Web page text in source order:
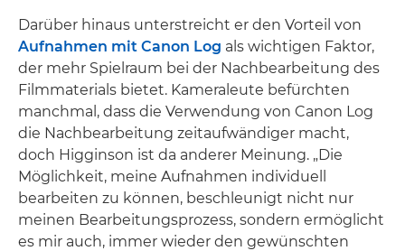
Darüber hinaus unterstreicht er den Vorteil von
Aufnahmen mit Canon Log als wichtigen Faktor,
der mehr Spielraum bei der Nachbearbeitung des
Filmmaterials bietet. Kameraleute befürchten
manchmal, dass die Verwendung von Canon Log
die Nachbearbeitung zeitaufwändiger macht,
doch Higginson ist da anderer Meinung. „Die
Möglichkeit, meine Aufnahmen individuell
bearbeiten zu können, beschleunigt nicht nur
meinen Bearbeitungsprozess, sondern ermöglicht
es mir auch, immer wieder den gewünschten